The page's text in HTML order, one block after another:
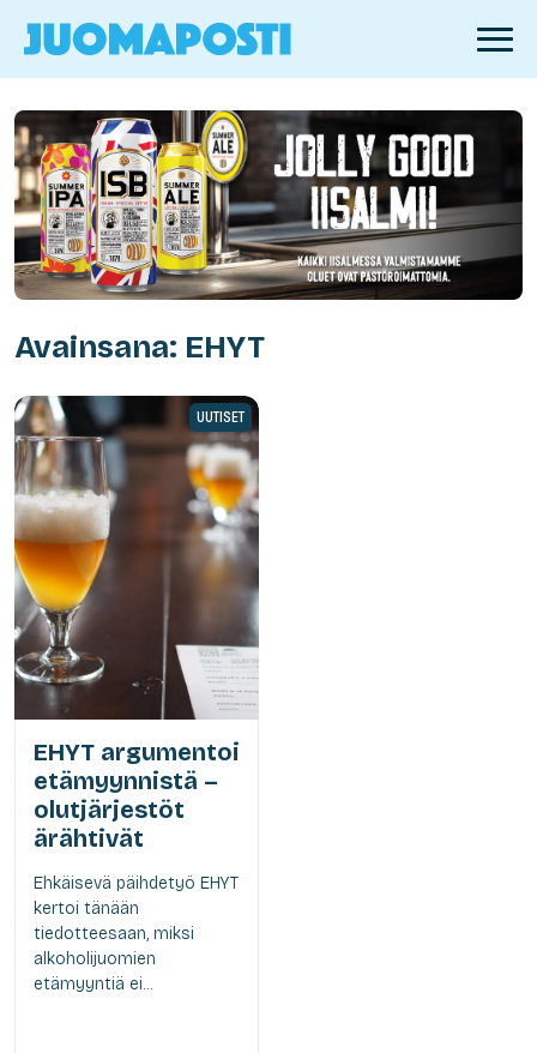
Avainsana: EHYT
UUTISET
EHYT argumentoi
etämyynnistä –
olutjärjestöt
ärähtivät
Ehkäisevä päihdetyö EHYT
kertoi tänään
tiedotteesaan, miksi
alkoholijuomien
etämyyntiä ei...